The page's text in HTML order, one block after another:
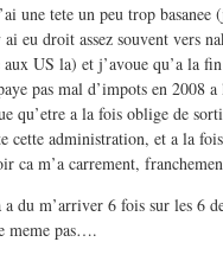
une tete un peu trop
eu droit assez souvent vers
US la) et j’avoue qu’a la
pas mal d’impots en 2008
qu’etre a la fois oblige de
cette administration, et a la
ca m’a carrement,
a du m’arriver 6 fois sur les 6
meme pas….